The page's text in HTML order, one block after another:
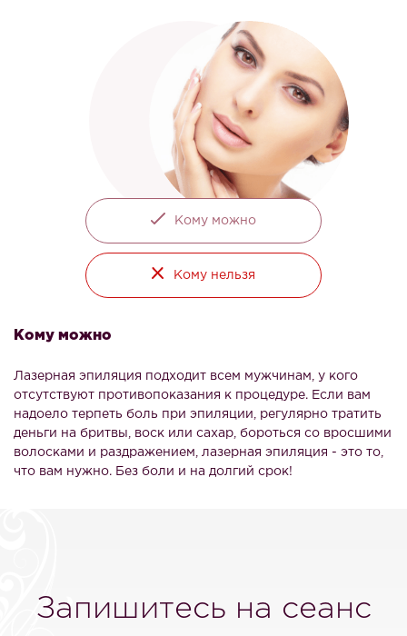
Кому можно
Кому нельзя
Кому можно
Лазерная эпиляция подходит всем мужчинам, у кого
отсутствуют противопоказания к процедуре. Если вам
надоело терпеть боль при эпиляции, регулярно тратить
деньги на бритвы, воск или сахар, бороться со вросшими
волосками и раздражением, лазерная эпиляция - это то,
что вам нужно. Без боли и на долгий срок!
Запишитесь на сеанс